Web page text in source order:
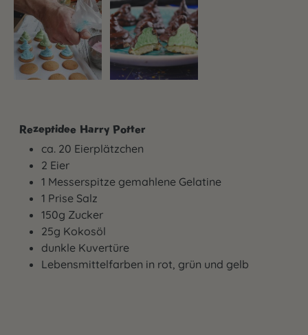
Rezeptidee Harry Potter
ca. 20 Eierplätzchen
2 Eier
1 Messerspitze gemahlene Gelatine
1 Prise Salz
150g Zucker
25g Kokosöl
dunkle Kuvertüre
Lebensmittelfarben in rot, grün und gelb